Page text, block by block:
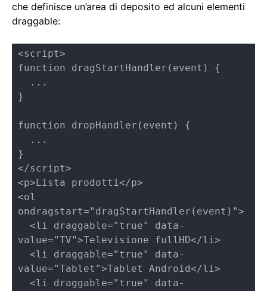
che definisce un’area di deposito ed alcuni elementi
draggable:
<script>
function dragStartHandler(event) {
}
function dropHandler(event) {
}
</script>
<p>Lista prodotti</p>
<ol
ondragstart="dragStartHandler(event)">
value="TV">Televisione fullHD</li>
value="Tablet">Tablet Android</li>